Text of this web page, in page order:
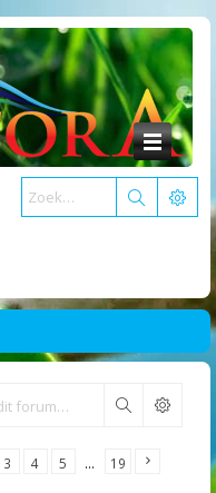
Zoek
3 4 5 … 19